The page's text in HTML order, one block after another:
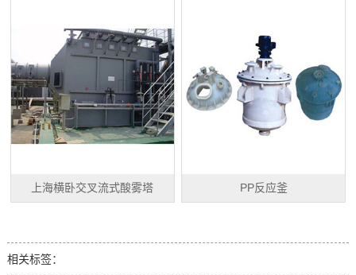
上海横卧交叉流式酸雾塔 PP反应釜
相关标签：